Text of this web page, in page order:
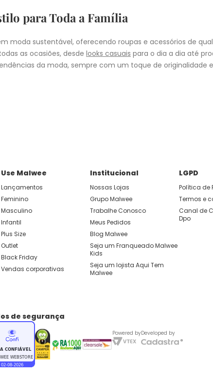
para Toda a Família
moda sustentável, oferecendo roupas e acessórios de
as ocasiões, desde looks casuais para o dia a dia até
da moda, sempre com um toque de originalidade
aqui você cria looks originais com combinações de cores e
Use Malwee
Lançamentos
Feminino
Masculino
Infantil
Plus Size
Outlet
Black Friday
Vendas corporativas
Institucional
Nossas Lojas
Grupo Malwee
Trabalhe Conosco
Meus Pedidos
Blog Malwee
Seja um Franqueado Malwee
Kids
Seja um lojista Aqui Tem
Malwee
LGPD
Política de
Termos e
Canal de
Dpo
de segurança
Powered byDeveloped by